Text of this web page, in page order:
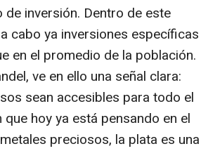
inversión. Dentro de este
cabo ya inversiones específicas
en el promedio de la población.
ve en ello una señal clara:
sean accesibles para todo el
hoy ya está pensando en el
preciosos, la plata es una